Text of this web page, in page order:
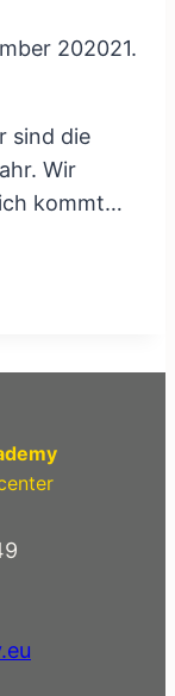
202021.
sind die
Wir
kommt…